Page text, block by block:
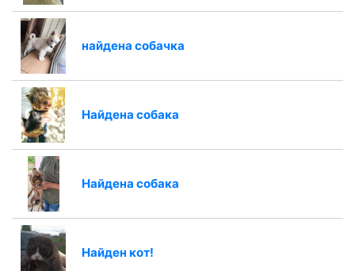
найдена собачка
Найдена собака
Найдена собака
Найден кот!